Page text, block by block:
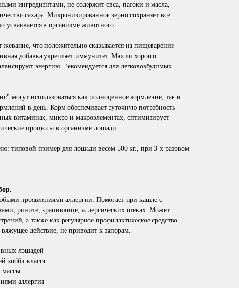
ингредиентами, не содержит овса, патоки и масла,
сахара. Микронизированное зерно сохраняет все
усваивается в организме животного.
жевание, что положительно сказывается на пищеварении
добавка укрепляет иммунитет. Мюсли хорошо
энергию. Рекомендуется для легковозбудимых
могут использоваться как полноценное кормление, так и
в день. Корм обеспечивает суточную потребность
витаминах, микро и макроэлементах, оптимизирует
процессы в организме лошади.
типовой пример для лошади весом 500 кг., при 3-х разовом
проявлениями аллергии. Помогает при кашле с
рините, крапивнице, аллергических отеках. Может
а также как регулярное профилактическое средство.
действие, не приводит к запорам.
лошадей
хобби класса
массы
аллергии